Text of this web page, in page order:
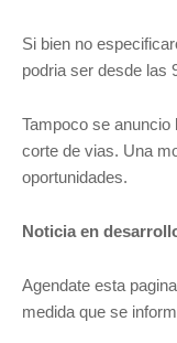
Si bien no
podria ser desde las
Tampoco se
corte de vias. Una
oportunidades.
Noticia en
Agendate esta
medida que se